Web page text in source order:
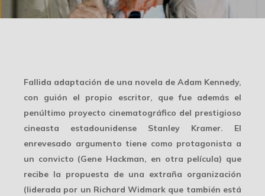
Fallida adaptación de una novela de Adam Kennedy,
con guión el propio escritor, que fue además el
penúltimo proyecto cinematográfico del prestigioso
cineasta estadounidense Stanley Kramer. El
enrevesado argumento tiene como protagonista a
un convicto (Gene Hackman, en otra película) que
recibe la propuesta de una extraña organización
(liderada por un Richard Widmark que también está